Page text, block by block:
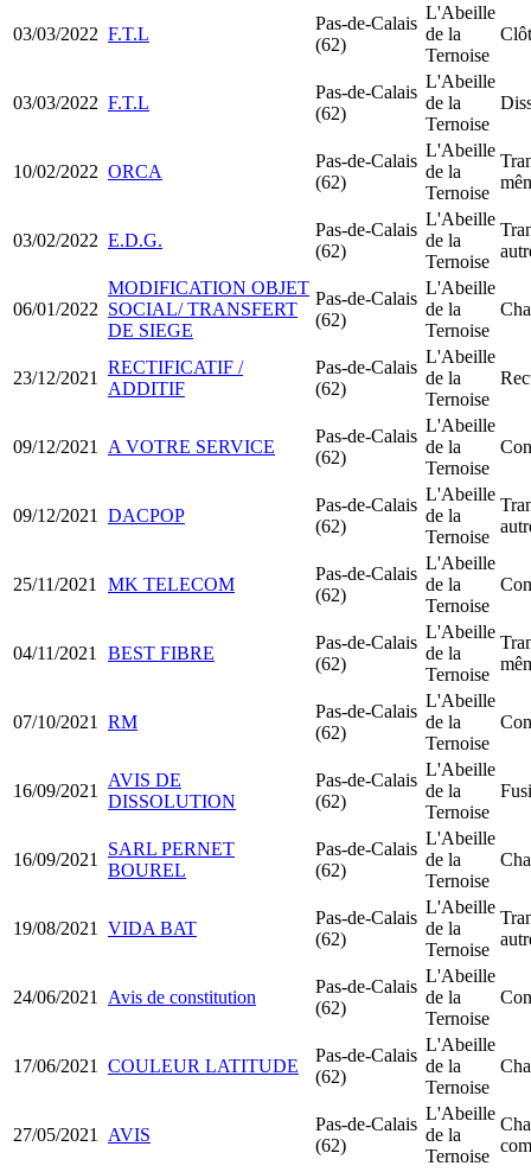
03/03/2022 F.T.L
Pas-de-Calais
(62)
L'Abeille
de la
Ternoise
03/03/2022 F.T.L
Pas-de-Calais
(62)
L'Abeille
de la
Ternoise
10/02/2022 ORCA
Pas-de-Calais
(62)
L'Abeille
de la
Ternoise
03/02/2022 E.D.G.
Pas-de-Calais
(62)
L'Abeille
de la
Ternoise
06/01/2022
MODIFICATION OBJET
SOCIAL/ TRANSFERT
DE SIEGE
Pas-de-Calais
(62)
L'Abeille
de la
Ternoise
23/12/2021
RECTIFICATIF /
ADDITIF
Pas-de-Calais
(62)
L'Abeille
de la
Ternoise
09/12/2021 A VOTRE SERVICE
Pas-de-Calais
(62)
L'Abeille
de la
Ternoise
09/12/2021 DACPOP
Pas-de-Calais
(62)
L'Abeille
de la
Ternoise
25/11/2021 MK TELECOM
Pas-de-Calais
(62)
L'Abeille
de la
Ternoise
04/11/2021 BEST FIBRE
Pas-de-Calais
(62)
L'Abeille
de la
Ternoise
07/10/2021 RM
Pas-de-Calais
(62)
L'Abeille
de la
Ternoise
16/09/2021
AVIS DE
DISSOLUTION
Pas-de-Calais
(62)
L'Abeille
de la
Ternoise
16/09/2021
SARL PERNET
BOUREL
Pas-de-Calais
(62)
L'Abeille
de la
Ternoise
19/08/2021 VIDA BAT
Pas-de-Calais
(62)
L'Abeille
de la
Ternoise
24/06/2021 Avis de constitution
Pas-de-Calais
(62)
L'Abeille
de la
Ternoise
17/06/2021 COULEUR LATITUDE
Pas-de-Calais
(62)
L'Abeille
de la
Ternoise
27/05/2021 AVIS
Pas-de-Calais
(62)
L'Abeille
de la
Ternoise